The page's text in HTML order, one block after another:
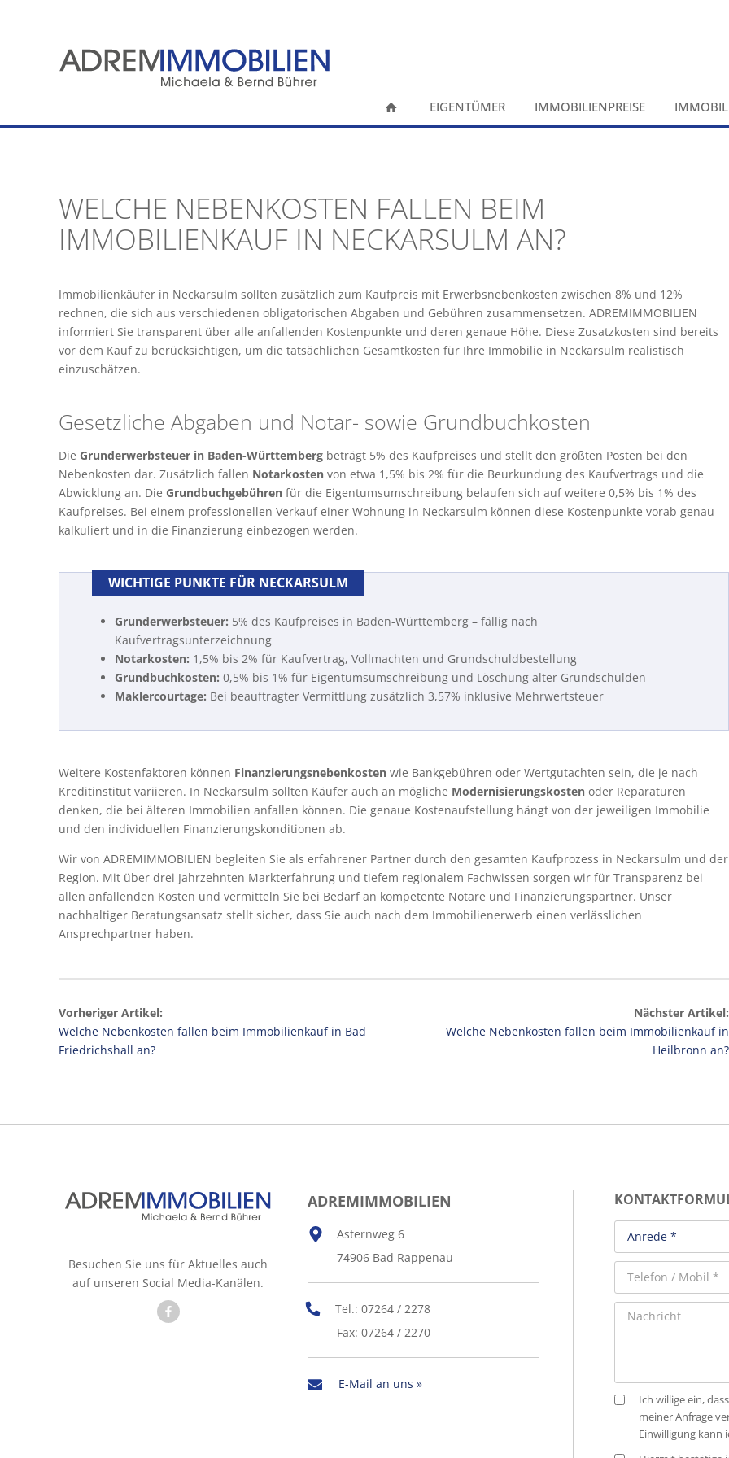
EIGENTÜMER IMMOBILIENPREISE
WELCHE NEBENKOSTEN FALLEN BEIM
IMMOBILIENKAUF IN NECKARSULM AN?
Immobilienkäufer in Neckarsulm sollten zusätzlich zum Kaufpreis mit Erwerbsnebenkosten zwischen 8% und 12%
rechnen, die sich aus verschiedenen obligatorischen Abgaben und Gebühren zusammensetzen. ADREMIMMOBILIEN
informiert Sie transparent über alle anfallenden Kostenpunkte und deren genaue Höhe. Diese Zusatzkosten sind bereits
vor dem Kauf zu berücksichtigen, um die tatsächlichen Gesamtkosten für Ihre Immobilie in Neckarsulm realistisch
einzuschätzen.
Gesetzliche Abgaben und Notar- sowie Grundbuchkosten
Die Grunderwerbsteuer in Baden-Württemberg beträgt 5% des Kaufpreises und stellt den größten Posten bei den
Nebenkosten dar. Zusätzlich fallen Notarkosten von etwa 1,5% bis 2% für die Beurkundung des Kaufvertrags und die
Abwicklung an. Die Grundbuchgebühren für die Eigentumsumschreibung belaufen sich auf weitere 0,5% bis 1% des
Kaufpreises. Bei einem professionellen Verkauf einer Wohnung in Neckarsulm können diese Kostenpunkte vorab genau
kalkuliert und in die Finanzierung einbezogen werden.
WICHTIGE PUNKTE FÜR NECKARSULM
Grunderwerbsteuer: 5% des Kaufpreises in Baden-Württemberg – fällig nach
Kaufvertragsunterzeichnung
Notarkosten: 1,5% bis 2% für Kaufvertrag, Vollmachten und Grundschuldbestellung
Grundbuchkosten: 0,5% bis 1% für Eigentumsumschreibung und Löschung alter Grundschulden
Maklercourtage: Bei beauftragter Vermittlung zusätzlich 3,57% inklusive Mehrwertsteuer
Weitere Kostenfaktoren können Finanzierungsnebenkosten wie Bankgebühren oder Wertgutachten sein, die je nach
Kreditinstitut variieren. In Neckarsulm sollten Käufer auch an mögliche Modernisierungskosten oder Reparaturen
denken, die bei älteren Immobilien anfallen können. Die genaue Kostenaufstellung hängt von der jeweiligen Immobilie
und den individuellen Finanzierungskonditionen ab.
Wir von ADREMIMMOBILIEN begleiten Sie als erfahrener Partner durch den gesamten Kaufprozess in Neckarsulm und der
Region. Mit über drei Jahrzehnten Markterfahrung und tiefem regionalem Fachwissen sorgen wir für Transparenz bei
allen anfallenden Kosten und vermitteln Sie bei Bedarf an kompetente Notare und Finanzierungspartner. Unser
nachhaltiger Beratungsansatz stellt sicher, dass Sie auch nach dem Immobilienerwerb einen verlässlichen
Ansprechpartner haben.
Vorheriger Artikel:
Welche Nebenkosten fallen beim Immobilienkauf in Bad
Friedrichshall an?
Nächster Artikel:
Welche Nebenkosten fallen beim Immobilienkauf in
Heilbronn an?
Besuchen Sie uns für Aktuelles auch
auf unseren Social Media-Kanälen.
ADREMIMMOBILIEN
Asternweg 6
74906 Bad Rappenau
Tel.: 07264 / 2278
Fax: 07264 / 2270
E-Mail an uns »
Ich willige ein,
meiner Anfrage
Einwilligung kann